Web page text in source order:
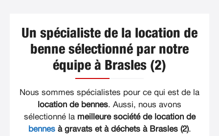
Un spécialiste de la location de
benne sélectionné par notre
équipe à Brasles (2)
Nous sommes spécialistes pour ce qui est de la
location de bennes. Aussi, nous avons
sélectionné la meilleure société de location de
bennesà gravats et à déchets à Brasles (2).